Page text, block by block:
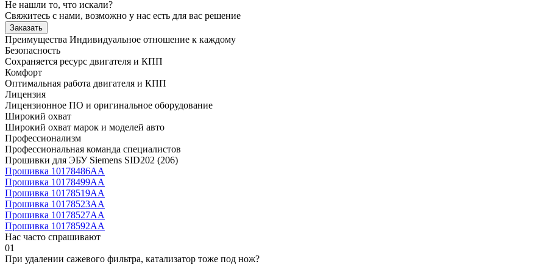
Не нашли то, что искали?
Свяжитесь с нами, возможно у нас есть для вас решение
Заказать
Преимущества Индивидуальное отношение к каждому
Безопасность
Сохраняется ресурс двигателя и КПП
Комфорт
Оптимальная работа двигателя и КПП
Лицензия
Лицензионное ПО и оригинальное оборудование
Широкий охват
Широкий охват марок и моделей авто
Профессионализм
Профессиональная команда специалистов
Прошивки для ЭБУ Siemens SID202 (206)
Прошивка 10178486AA
Прошивка 10178499AA
Прошивка 10178519AA
Прошивка 10178523AA
Прошивка 10178527AA
Прошивка 10178592AA
Нас часто спрашивают
01
При удалении сажевого фильтра, катализатор тоже под нож?